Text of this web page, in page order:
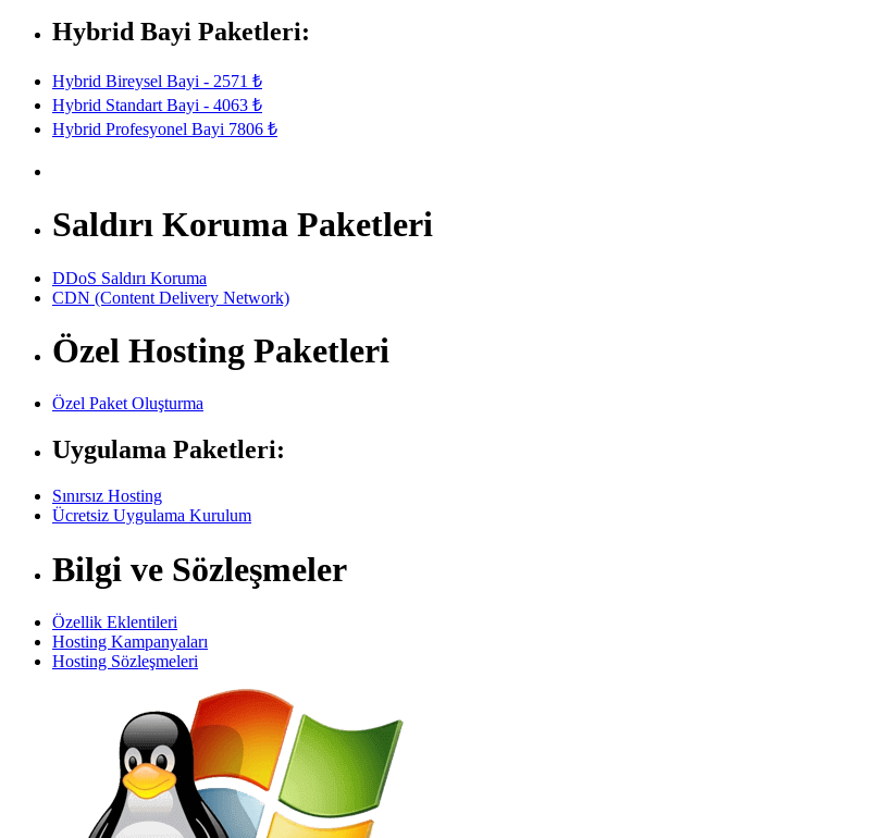
Hybrid Bayi Paketleri:
Hybrid Bireysel Bayi - 2571 ₺
Hybrid Standart Bayi - 4063 ₺
Hybrid Profesyonel Bayi 7806 ₺
Saldırı Koruma Paketleri
DDoS Saldırı Koruma
CDN (Content Delivery Network)
Özel Hosting Paketleri
Özel Paket Oluşturma
Uygulama Paketleri:
Sınırsız Hosting
Ücretsiz Uygulama Kurulum
Bilgi ve Sözleşmeler
Özellik Eklentileri
Hosting Kampanyaları
Hosting Sözleşmeleri